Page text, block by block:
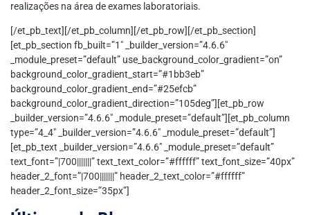
realizações na área de exames laboratoriais.
[/et_pb_text][/et_pb_column][/et_pb_row][/et_pb_section]
[et_pb_section fb_built=”1″ _builder_version=”4.6.6″
_module_preset=”default” use_background_color_gradient=”on”
background_color_gradient_start=”#1bb3eb”
background_color_gradient_end=”#25efcb”
background_color_gradient_direction=”105deg”][et_pb_row
_builder_version=”4.6.6″ _module_preset=”default”][et_pb_column
type=”4_4″ _builder_version=”4.6.6″ _module_preset=”default”]
[et_pb_text _builder_version=”4.6.6″ _module_preset=”default”
text_font=”|700|||||||” text_text_color=”#ffffff” text_font_size=”40px”
header_2_font=”|700|||||||” header_2_text_color=”#ffffff”
header_2_font_size=”35px”]